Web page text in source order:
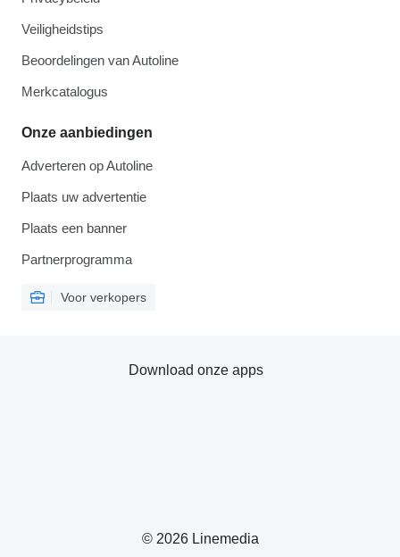
Veiligheidstips
Beoordelingen van Autoline
Merkcatalogus
Onze aanbiedingen
Adverteren op Autoline
Plaats uw advertentie
Plaats een banner
Partnerprogramma
Voor verkopers
© 2026 Linemedia
Download onze apps